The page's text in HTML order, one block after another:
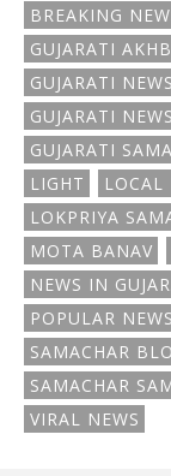
BREAKING
GUJARATI
GUJARATI NEWS
GUJARATI
GUJARATI
LIGHT
LOCAL
LOKPRIYA
MOTA BANAV
NEWS IN
POPULAR NEWS
SAMACHAR
SAMACHAR
VIRAL NEWS